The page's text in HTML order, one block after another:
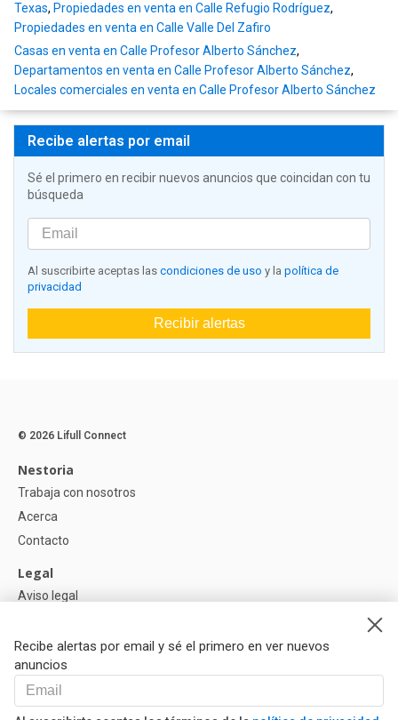
Texas, Propiedades en venta en Calle Refugio Rodríguez,
Propiedades en venta en Calle Valle Del Zafiro
Casas en venta en Calle Profesor Alberto Sánchez,
Departamentos en venta en Calle Profesor Alberto Sánchez,
Locales comerciales en venta en Calle Profesor Alberto Sánchez
Recibe alertas por email
Sé el primero en recibir nuevos anuncios que coincidan con tu
búsqueda
Al suscribirte aceptas las condiciones de uso y la política de
privacidad
Recibir alertas
Recibe alertas por email y sé el primero en ver nuevos
anuncios
© 2026 Lifull Connect
Nestoria
Trabaja con nosotros
Acerca
Contacto
Legal
Aviso legal
Política de Cookies
Ayuda
Preguntas